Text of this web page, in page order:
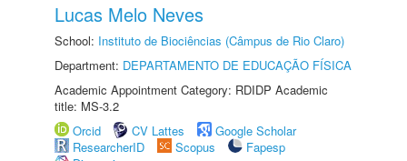
Lucas Melo Neves
School: Instituto de Biociências (Câmpus de Rio Claro)
Department: DEPARTAMENTO DE EDUCAÇÃO FÍSICA
Academic Appointment Category: RDIDP Academic
title: MS-3.2
Orcid
CV Lattes
Google Scholar
ResearcherID
Scopus
Fapesp